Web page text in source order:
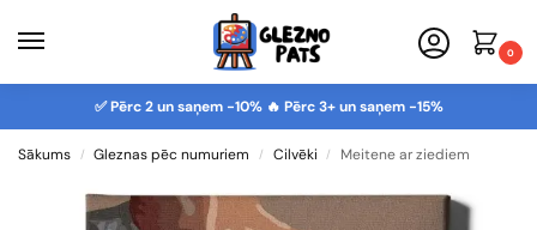
0
✅ Pērc 2 un saņem -10% 🔥 Pērc 3+ un saņem -15%
Sākums / Gleznas pēc numuriem / Cilvēki / Meitene ar ziediem